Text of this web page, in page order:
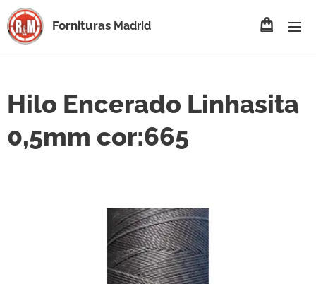
Fornituras Madrid
Hilo Encerado Linhasita
0,5mm cor:665